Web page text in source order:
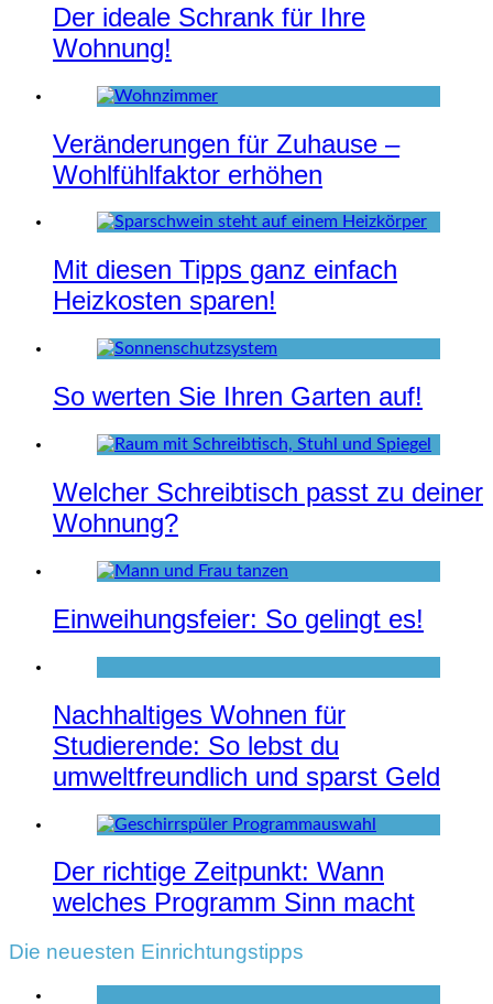
Der ideale Schrank für Ihre
Wohnung!
Veränderungen für Zuhause –
Wohlfühlfaktor erhöhen
Mit diesen Tipps ganz einfach
Heizkosten sparen!
So werten Sie Ihren Garten auf!
Welcher Schreibtisch passt zu deiner
Wohnung?
Einweihungsfeier: So gelingt es!
Nachhaltiges Wohnen für
Studierende: So lebst du
umweltfreundlich und sparst Geld
Der richtige Zeitpunkt: Wann
welches Programm Sinn macht
Die neuesten Einrichtungstipps